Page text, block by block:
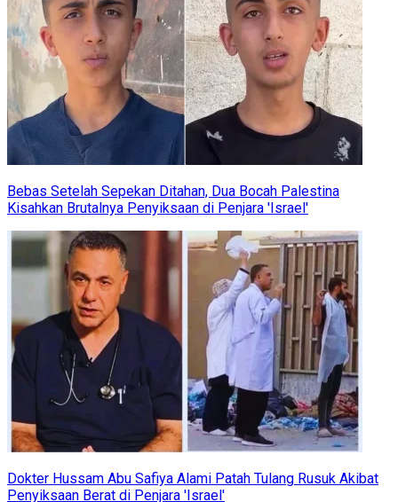
Bebas Setelah Sepekan Ditahan, Dua Bocah Palestina
Kisahkan Brutalnya Penyiksaan di Penjara 'Israel'
Dokter Hussam Abu Safiya Alami Patah Tulang Rusuk Akibat
Penyiksaan Berat di Penjara 'Israel'